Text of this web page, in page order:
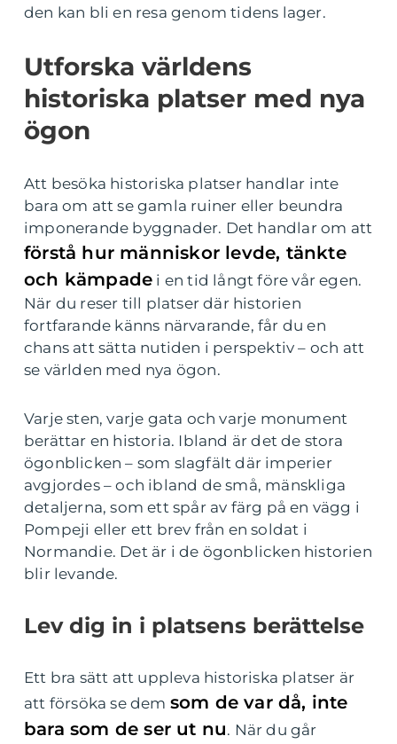
den kan bli en resa genom tidens lager.
Utforska världens
historiska platser med nya
ögon
Att besöka historiska platser handlar inte
bara om att se gamla ruiner eller beundra
imponerande byggnader. Det handlar om att
förstå hur människor levde, tänkte
och kämpade i en tid långt före vår egen.
När du reser till platser där historien
fortfarande känns närvarande, får du en
chans att sätta nutiden i perspektiv – och att
se världen med nya ögon.
Varje sten, varje gata och varje monument
berättar en historia. Ibland är det de stora
ögonblicken – som slagfält där imperier
avgjordes – och ibland de små, mänskliga
detaljerna, som ett spår av färg på en vägg i
Pompeji eller ett brev från en soldat i
Normandie. Det är i de ögonblicken historien
blir levande.
Lev dig in i platsens berättelse
Ett bra sätt att uppleva historiska platser är
att försöka se dem som de var då, inte
bara som de ser ut nu. När du går